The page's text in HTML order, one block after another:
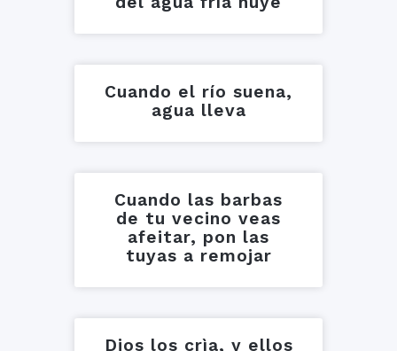
Cuando el río suena,
agua lleva
Cuando las barbas
de tu vecino veas
afeitar, pon las
tuyas a remojar
Dios los crìa, y ellos